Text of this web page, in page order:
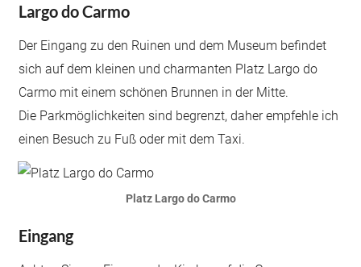
Largo do Carmo
Der Eingang zu den Ruinen und dem Museum befindet
sich auf dem kleinen und charmanten Platz Largo do
Carmo mit einem schönen Brunnen in der Mitte.
Die Parkmöglichkeiten sind begrenzt, daher empfehle ich
einen Besuch zu Fuß oder mit dem Taxi.
Platz Largo do Carmo
Eingang